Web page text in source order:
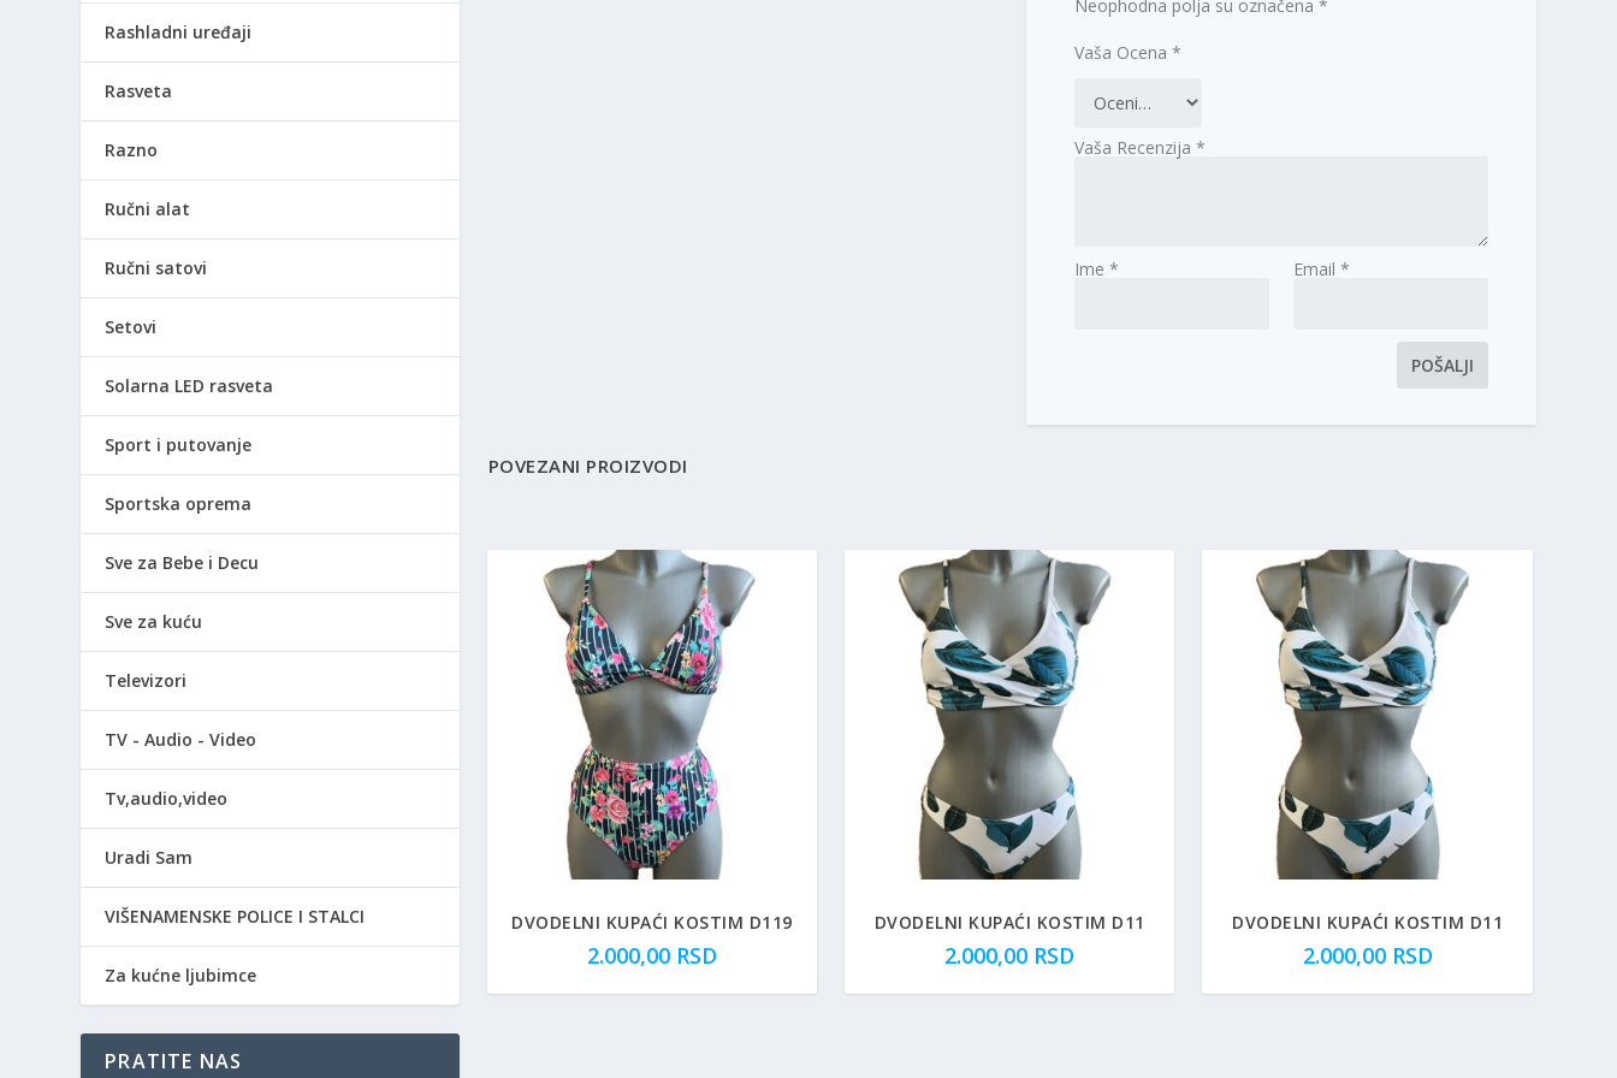
Neophodna polja su označena*
Vaša Ocena*
Vaša Recenzija*
Ime* Email*
POVEZANI PROIZVODI
DVODELNI KUPAĆI KOSTIM D119
2.000,00 RSD
DVODELNI KUPAĆI KOSTIM D11
2.000,00 RSD
DVODELNI KUPAĆI KOSTIM D11
2.000,00 RSD
Rashladni uređaji
Rasveta
Razno
Ručni alat
Ručni satovi
Setovi
Solarna LED rasveta
Sport i putovanje
Sportska oprema
Sve za Bebe i Decu
Sve za kuću
Televizori
TV - Audio - Video
Tv,audio,video
Uradi Sam
VIŠENAMENSKE POLICE I STALCI
Za kućne ljubimce
PRATITE NAS